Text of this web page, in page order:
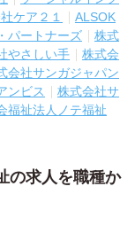
ケア２１
ALSOK
パートナーズ
株式
やさしい手
株式会
会社サンガジャパン
ンビス
株式会社サ
福祉法人ノテ福祉
の求人を職種か